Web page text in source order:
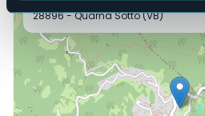
28896 - Quarna Sotto (VB)